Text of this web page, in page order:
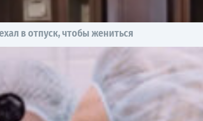
в отпуск, чтобы жениться